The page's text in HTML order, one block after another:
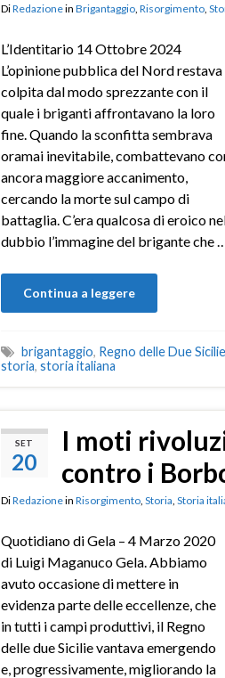
DiRedazionein Brigantaggio, Risorgimento,
L’Identitario 14 Ottobre 2024
L’opinione pubblica del Nord restava
colpita dal modo sprezzante con il
quale i briganti affrontavano la loro
fine. Quando la sconfitta sembrava
oramai inevitabile, combattevano
ancora maggiore accanimento,
cercando la morte sul campo di
battaglia. C’era qualcosa di eroico
dubbio l’immagine del brigante che
Continua a leggere
brigantaggio, Regno delle Due Sicilie
storia, storia italiana
SET
20
I moti
contro i
DiRedazionein Risorgimento, Storia Storia
Quotidiano di Gela – 4 Marzo 2020
di Luigi Maganuco Gela. Abbiamo
avuto occasione di mettere in
evidenza parte delle eccellenze, che
in tutti i campi produttivi, il Regno
delle due Sicilie vantava emergendo
e, progressivamente, migliorando la